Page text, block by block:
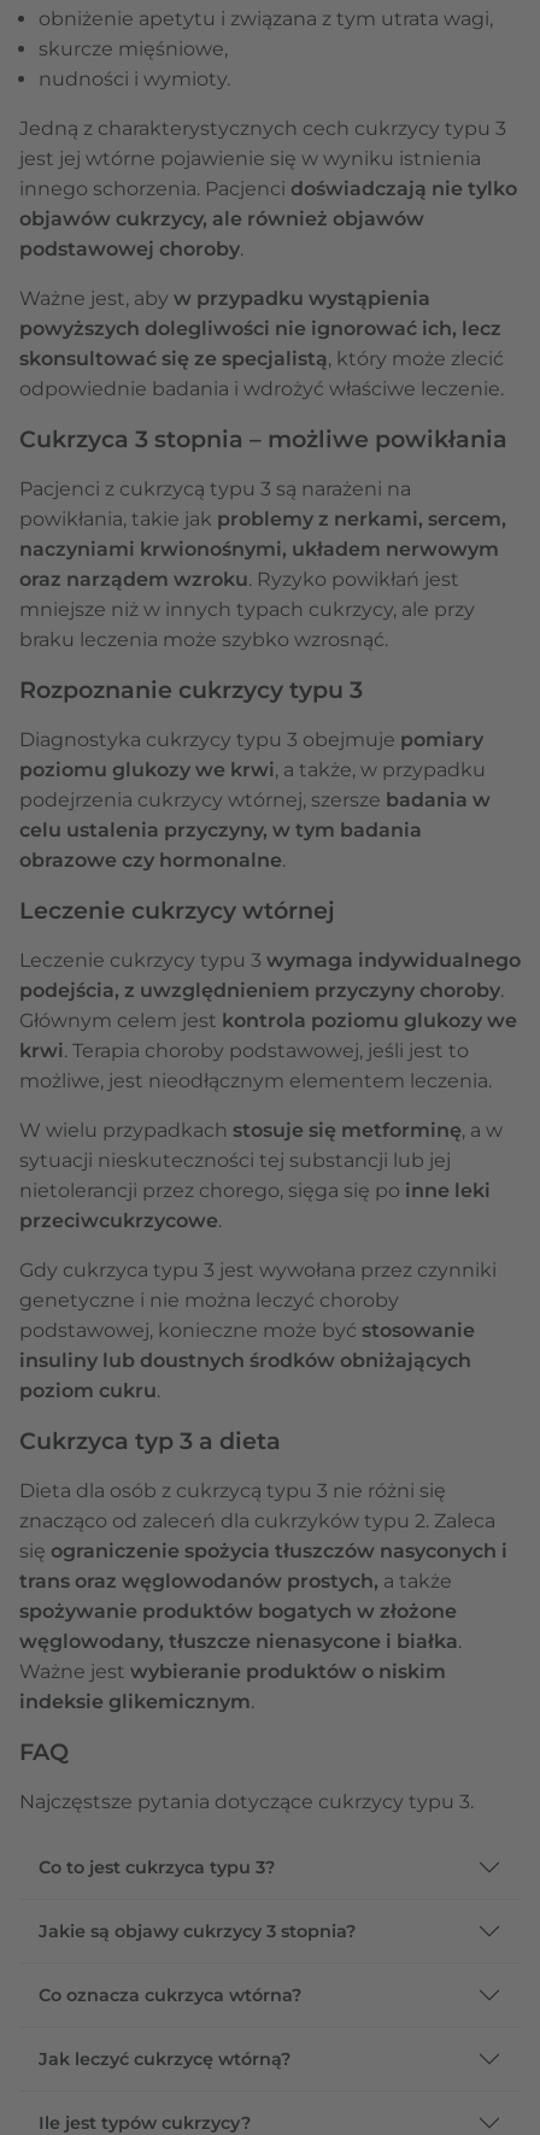
obniżenie apetytu i związana z tym utrata wagi,
skurcze mięśniowe,
nudności i wymioty.
Jedną z charakterystycznych cech cukrzycy typu 3
jest jej wtórne pojawienie się w wyniku istnienia
innego schorzenia. Pacjenci doświadczają nie tylko
objawów cukrzycy, ale również objawów
podstawowej choroby.
Ważne jest, aby w przypadku wystąpienia
powyższych dolegliwości nie ignorować ich, lecz
skonsultować się ze specjalistą, który może zlecić
odpowiednie badania i wdrożyć właściwe leczenie.
Cukrzyca 3 stopnia – możliwe powikłania
Pacjenci z cukrzycą typu 3 są narażeni na
powikłania, takie jak problemy z nerkami, sercem,
naczyniami krwionośnymi, układem nerwowym
oraz narządem wzroku. Ryzyko powikłań jest
mniejsze niż w innych typach cukrzycy, ale przy
braku leczenia może szybko wzrosnąć.
Rozpoznanie cukrzycy typu 3
Diagnostyka cukrzycy typu 3 obejmuje pomiary
poziomu glukozy we krwi, a także, w przypadku
podejrzenia cukrzycy wtórnej, szersze badania w
celu ustalenia przyczyny, w tym badania
obrazowe czy hormonalne.
Leczenie cukrzycy wtórnej
Leczenie cukrzycy typu 3 wymaga indywidualnego
podejścia, z uwzględnieniem przyczyny choroby.
Głównym celem jest kontrola poziomu glukozy we
krwi. Terapia choroby podstawowej, jeśli jest to
możliwe, jest nieodłącznym elementem leczenia.
W wielu przypadkach stosuje się metforminę, a w
sytuacji nieskuteczności tej substancji lub jej
nietolerancji przez chorego, sięga się po inne leki
przeciwcukrzycowe.
Gdy cukrzyca typu 3 jest wywołana przez czynniki
genetyczne i nie można leczyć choroby
podstawowej, konieczne może być stosowanie
insuliny lub doustnych środków obniżających
poziom cukru.
Cukrzyca typ 3 a dieta
Dieta dla osób z cukrzycą typu 3 nie różni się
znacząco od zaleceń dla cukrzyków typu 2. Zaleca
się ograniczenie spożycia tłuszczów nasyconych i
trans oraz węglowodanów prostych, a także
spożywanie produktów bogatych w złożone
węglowodany, tłuszcze nienasycone i białka.
Ważne jest wybieranie produktów o niskim
indeksie glikemicznym.
FAQ
Najczęstsze pytania dotyczące cukrzycy typu 3.
Co to jest cukrzyca typu 3?
Jakie są objawy cukrzycy 3 stopnia?
Co oznacza cukrzyca wtórna?
Jak leczyć cukrzycę wtórną?
Ile jest typów cukrzycy?